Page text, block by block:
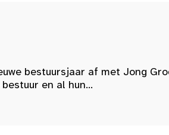
bestuursjaar af met Jong
en al hun...